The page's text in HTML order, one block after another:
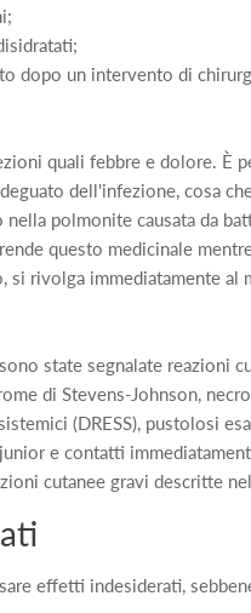
dopo un intervento di
quali febbre e dolore. È
dell'infezione, cosa
polmonite causata da
questo medicinale
rivolga immediatamente al
state segnalate reazioni
di Stevens-Johnson,
(DRESS), pustolosi
e contatti
cutanee gravi descritte
effetti indesiderati,